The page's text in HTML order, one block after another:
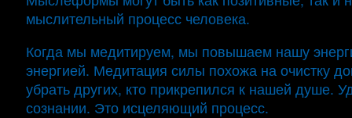
мыслительный процесс человека.
Когда мы медитируем, мы повышаем нашу
энергией. Медитация силы похожа на очистку
убрать других, кто прикрепился к нашей душе.
сознании. Это исцеляющий процесс.